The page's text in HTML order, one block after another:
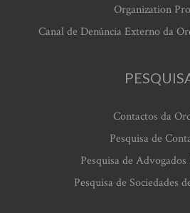
Organization
Canal de Denúncia Externo da
Contactos da
Pesquisa de
Pesquisa de
Pesquisa de Sociedades